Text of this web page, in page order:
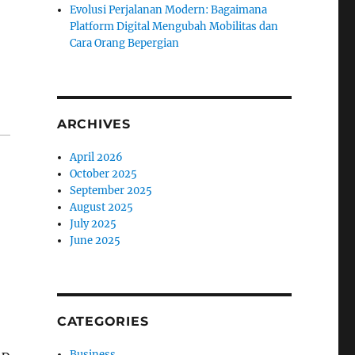
Evolusi Perjalanan Modern: Bagaimana
Platform Digital Mengubah Mobilitas dan
Cara Orang Bepergian
ARCHIVES
April 2026
October 2025
September 2025
August 2025
July 2025
June 2025
CATEGORIES